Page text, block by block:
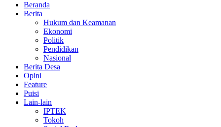
Beranda
Berita
Hukum dan Keamanan
Ekonomi
Politik
Pendidikan
Nasional
Berita Desa
Opini
Feature
Puisi
Lain-lain
IPTEK
Tokoh